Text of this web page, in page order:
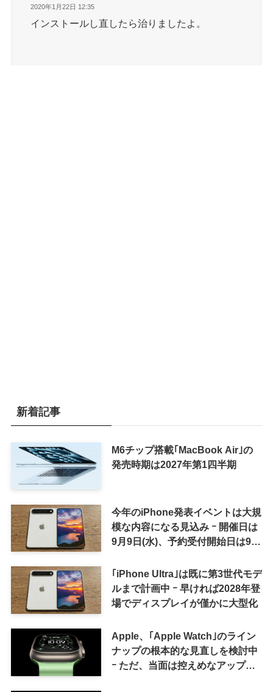
2020年1月22日 12:35
インストールし直したら治りましたよ。
新着記事
M6チップ搭載｢MacBook Air｣の
発売時期は2027年第1四半期
今年のiPhone発表イベントは大規
模な内容になる見込み ｰ 開催日は
9月9日(水)、予約受付開始日は9月
｢iPhone Ultra｣は既に第3世代モデ
ルまで計画中 ｰ 早ければ2028年登
場でディスプレイが僅かに大型化
Apple、｢Apple Watch｣のライン
ナップの根本的な見直しを検討中
ｰ ただ、当面は控えめなアップグ